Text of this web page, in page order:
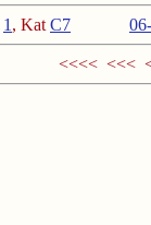
1 , Kat C7 06-
<<<< <<<